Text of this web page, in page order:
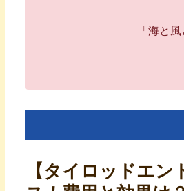
「海と
【タイロッドエ